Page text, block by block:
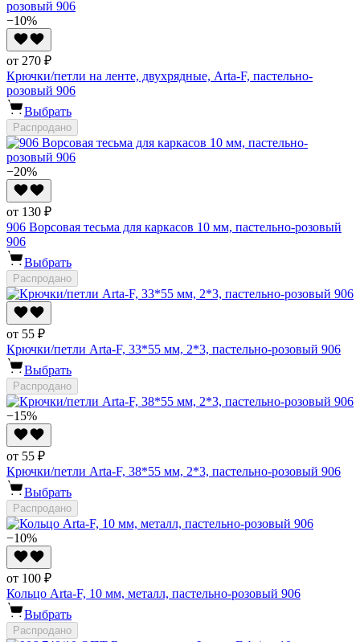
−10%
от 270 ₽
Крючки/петли на ленте, двухрядные, Arta-F, пастельно-
розовый 906
Выбрать
Распродано
−20%
от 130 ₽
906 Ворсовая тесьма для каркасов 10 мм, пастельно-розовый
906
Выбрать
Распродано
от 55 ₽
Крючки/петли Arta-F, 33*55 мм, 2*3, пастельно-розовый 906
Выбрать
Распродано
−15%
от 55 ₽
Крючки/петли Arta-F, 38*55 мм, 2*3, пастельно-розовый 906
Выбрать
Распродано
−10%
от 100 ₽
Кольцо Arta-F, 10 мм, металл, пастельно-розовый 906
Выбрать
Распродано